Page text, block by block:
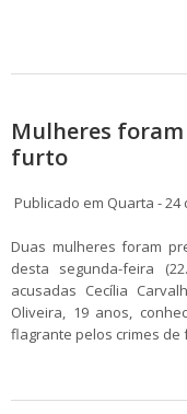
Mulheres
furto
Publicado em Quarta -
Duas mulheres foram
desta segunda-feira
acusadas Cecília
Oliveira, 19 anos,
flagrante pelos crimes de